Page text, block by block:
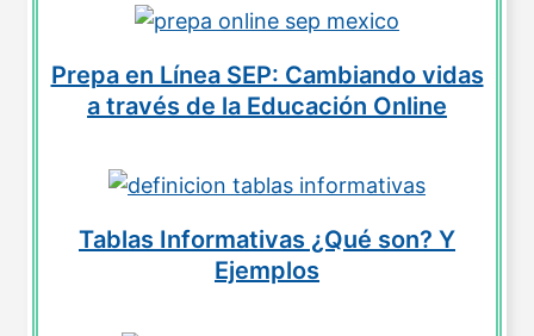
Prepa en Línea SEP: Cambiando vidas
a través de la Educación Online
Tablas Informativas ¿Qué son? Y
Ejemplos